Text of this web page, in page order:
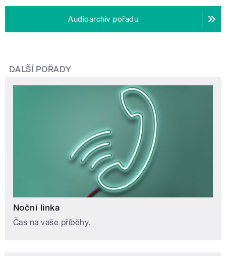
Audioarchiv pořadu
DALŠÍ POŘADY
Noční linka
Čas na vaše příběhy.